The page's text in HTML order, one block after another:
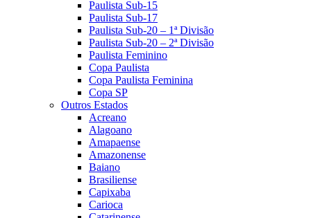
Paulista Sub-15
Paulista Sub-17
Paulista Sub-20 – 1ª Divisão
Paulista Sub-20 – 2ª Divisão
Paulista Feminino
Copa Paulista
Copa Paulista Feminina
Copa SP
Outros Estados
Acreano
Alagoano
Amapaense
Amazonense
Baiano
Brasiliense
Capixaba
Carioca